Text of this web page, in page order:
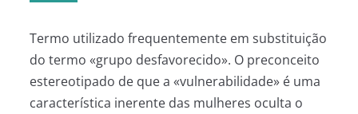
Termo utilizado frequentemente em substituição
do termo «grupo desfavorecido». O preconceito
estereotipado de que a «vulnerabilidade» é uma
característica inerente das mulheres oculta o